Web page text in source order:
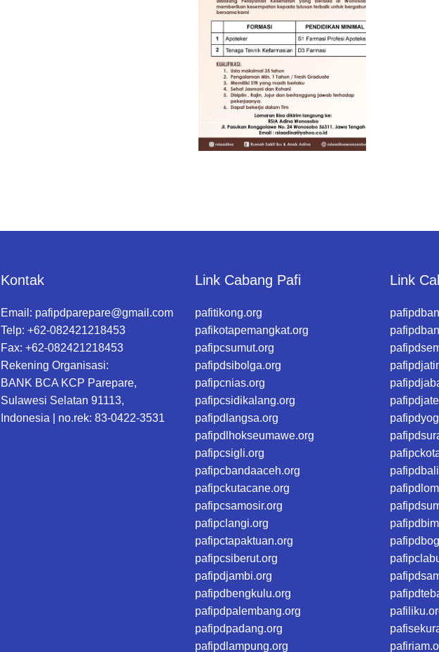
KEFARMASIAN
DI RSIA ADINA
WONOSOBO
DIBUTUHKAN SEGERA
TENAGA TEKNIS
KEFARMASIAN DI
RUMAH SAKIT IBU
DAN ANAK ADINA
Kontak
Email: pafipdparepare@gmail.com
Telp: +62-082421218453
Fax: +62-082421218453
Rekening Organisasi:
BANK BCA KCP Parepare,
Sulawesi Selatan 91113,
Indonesia | no.rek: 83-0422-3531
Link Cabang Pafi
pafitikong.org
pafikotapemangkat.org
pafipcsumut.org
pafipdsibolga.org
pafipcnias.org
pafipcsidikalang.org
pafipdlangsa.org
pafipdlhokseumawe.org
pafipcsigli.org
pafipcbandaaceh.org
pafipckutacane.org
pafipcsamosir.org
pafipclangi.org
pafipctapaktuan.org
pafipcsiberut.org
pafipdjambi.org
pafipdbengkulu.org
pafipdpalembang.org
pafipdpadang.org
pafipdlampung.org
Link